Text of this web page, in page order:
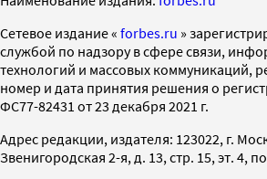
Cетевое издание « forbes.ru »
службой по надзору в сфере связи,
технологий и массовых коммуникаций,
номер и дата принятия решения о
ФС77-82431 от 23 декабря 2021 г.
Адрес редакции, издателя: 123022, г.
Звенигородская 2-я, д. 13, стр. 15, эт. 4,